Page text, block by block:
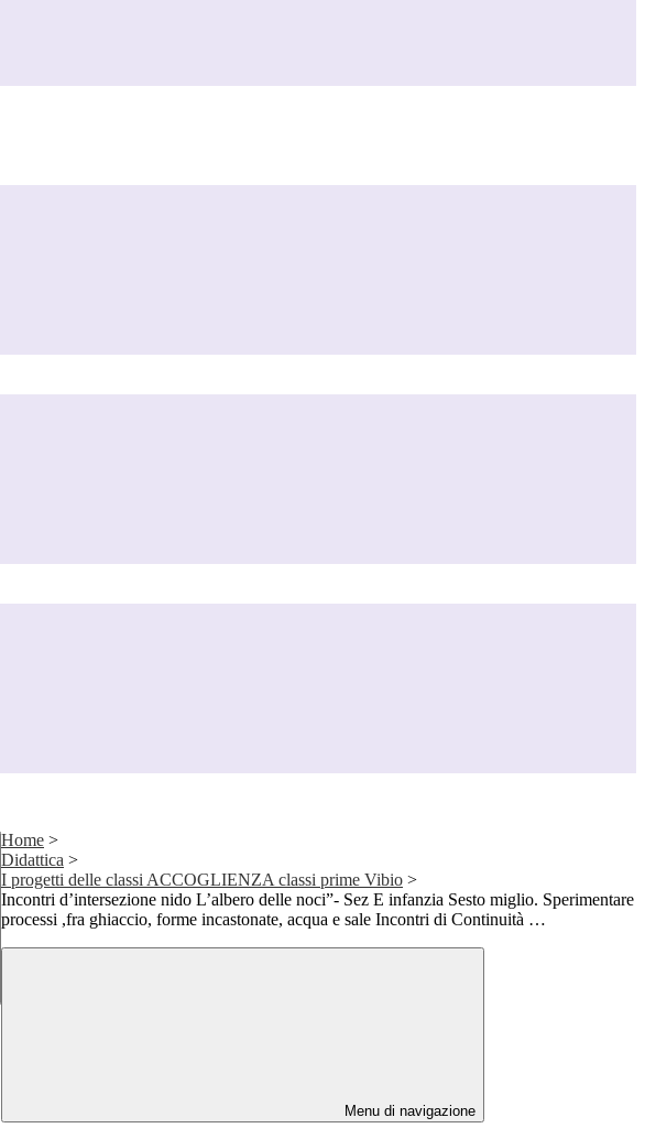
Home >
Didattica >
I progetti delle classi ACCOGLIENZA classi prime Vibio >
Incontri d’intersezione nido L’albero delle noci”- Sez E infanzia Sesto miglio. Sperimentare
processi ,fra ghiaccio, forme incastonate, acqua e sale Incontri di Continuità …
Menu di navigazione